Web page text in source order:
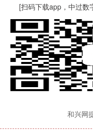
[扫码下载app，中过数
和兴网